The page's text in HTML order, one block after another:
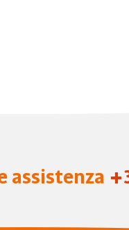
assistenza